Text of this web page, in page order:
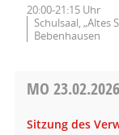
20:00-21:15 Uhr
Schulsaal, „Altes
Bebenhausen
MO 23.02.2026
Sitzung des